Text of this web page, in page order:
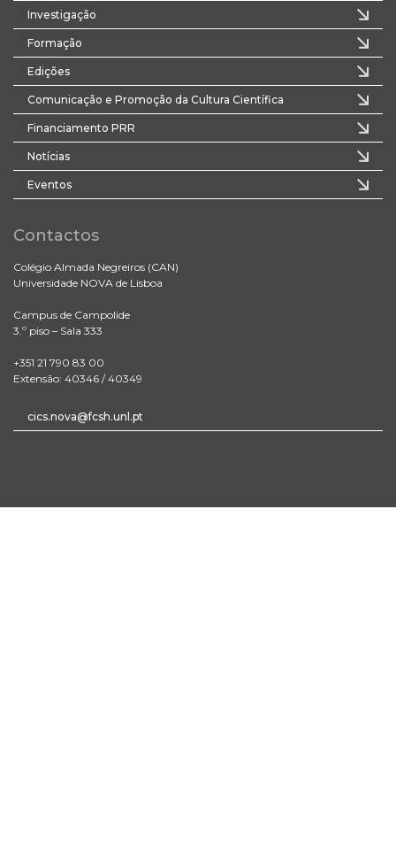
Investigação
Formação
Edições
Comunicação e Promoção da Cultura Científica
Financiamento PRR
Notícias
Eventos
Contactos
Colégio Almada Negreiros (CAN)
Universidade NOVA de Lisboa
Campus de Campolide
3.º piso – Sala 333
+351 21 790 83 00
Extensão: 40346 / 40349
cics.nova@fcsh.unl.pt